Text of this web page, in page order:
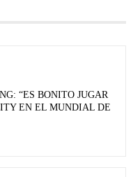
“ES BONITO JUGAR
EN EL MUNDIAL DE